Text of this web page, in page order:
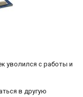
уволился с работы и
в другую